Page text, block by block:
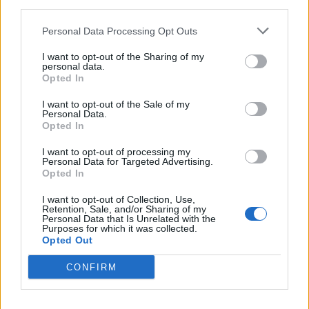
Personal Data Processing Opt Outs
I want to opt-out of the Sharing of my
personal data.
Opted In
I want to opt-out of the Sale of my
Personal Data.
Opted In
I want to opt-out of processing my
Personal Data for Targeted Advertising.
Opted In
I want to opt-out of Collection, Use,
Retention, Sale, and/or Sharing of my
Personal Data that Is Unrelated with the
Purposes for which it was collected.
Opted Out
CONFIRM
2021-12-10
SA.56966, SA.57625, SA.59655
Banca del Mezzogiorno MedioCredito Centrale S.p.A.
Fonte:Registro Nazionale Aiuti di Stato (RNA)
– Open Data, licenza
IODL 2.0. Dati aggiornati al 2026-07-02.
Confronto di settore
Il fatturato di Emmedue Cosmetics S.r.l. (1.304.122 euro
inferiore allamediana delle aziende dello stesso settore
in provincia di AL (3.827.847 euro), calcolata su 27
imprese.